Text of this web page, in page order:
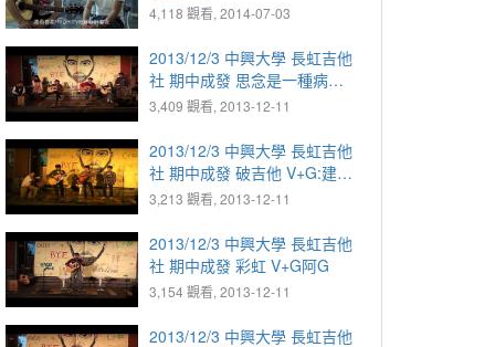
4,118 觀看, 2014-07-03
2013/12/3 中興大學 長虹吉他
社 期中成發 思念是一種病
V+G:Ruby V:昆奇 R+G:林珊
3,409 觀看, 2013-12-11
2013/12/3 中興大學 長虹吉他
社 期中成發 破吉他 V+G:建良
G:馬駿 D:克諭 合:凱鴻
3,213 觀看, 2013-12-11
2013/12/3 中興大學 長虹吉他
社 期中成發 彩虹 V+G阿G
3,154 觀看, 2013-12-11
2013/12/3 中興大學 長虹吉他